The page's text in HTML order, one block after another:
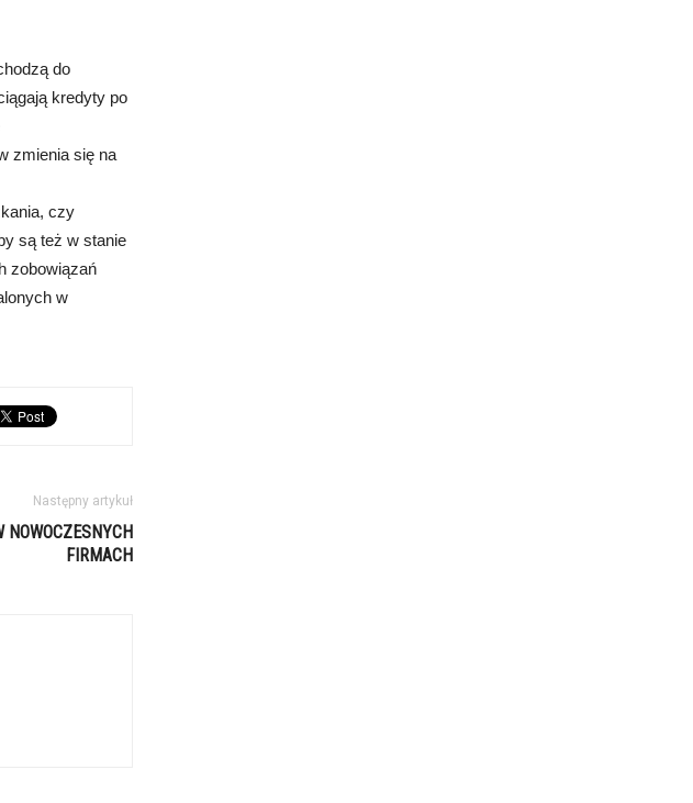
do
kredyty po
zmienia się na
czy
są też w stanie
zobowiązań
w
Następny artykuł
NOWOCZESNYCH
FIRMACH